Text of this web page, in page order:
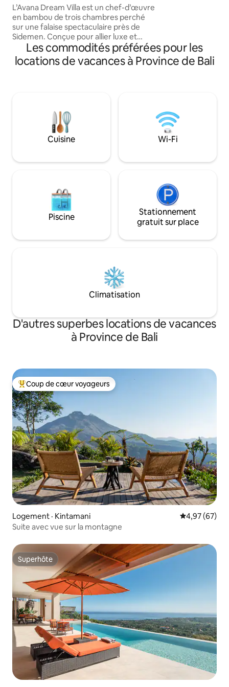
à flanc de falaise par Avana
L’Avana Dream Villa est un chef-d’œuvre
en bambou de trois chambres perché
sur une falaise spectaculaire près de
Sidemen. Conçue pour allier luxe et
nature, elle offre des vues
panoramiques à couper le souffle depuis
chacune des pièces. Profitez de votre
l’océan Indien à droite. Pour des soirées
douillettes, nous mettons aussi à votre
disposition un projecteur et un écran sur
demande — parfaits pour des soirées
sanctuaire privé au cœur de la jungle.
(semis,
peuvent donc
Les commodités préférées pour les
locations de vacances à Province de Bali
Cuisine Wi-Fi
Piscine
Stationnement
gratuit sur place
Climatisation
D'autres superbes locations de vacances
à Province de Bali
Coup de cœur voyageurs parmi les plus aimés
Coup de cœur voyageurs
Logement · Kintamani Note
4,97 (67)
Suite avec vue sur la montagne
Superhôte
Superhôte